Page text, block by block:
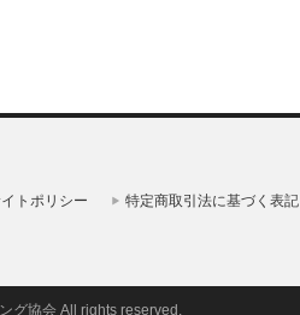
トポリシー 特定商取引法に基づく表記
グ協会All rights reserved.